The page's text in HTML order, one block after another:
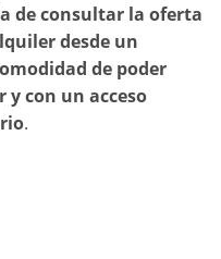
de consultar la oferta
desde un
de poder
y con un acceso
.